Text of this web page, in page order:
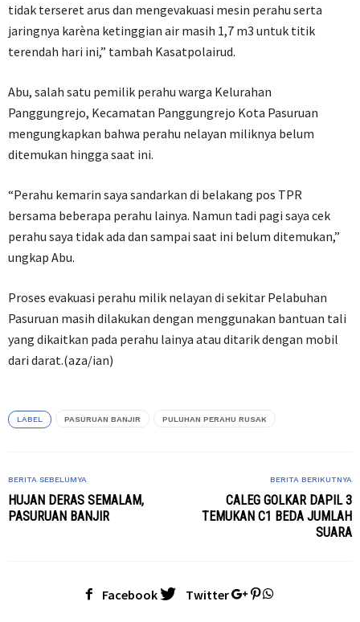
tidak terseret arus dan mengevakuasi mesin perahu serta
jaringnya karèna ketinggian air masih 1,7 m3 untuk titik
terendah hari ini,” tambah Kasatpolairud.
Abu, salah satu pemilik perahu warga Kelurahan
Panggungrejo, Kecamatan Panggungrejo Kota Pasuruan
mengungkapkan bahwa perahu nelayan miliknya belum
ditemukan hingga saat ini.
“Perahu kemarin saya sandarkan di belakang pos TPR
bersama beberapa perahu lainya. Namun tadi pagi saya cek
perahu saya tidak ada dan sampai saat ini belum ditemukan,”
ungkap Abu.
Proses evakuasi perahu milik nelayan di sekitar Pelabuhan
Pasuruan masih dilakukan dengan menggunakan bantuan tali
yang dikaitkan pada perahu lainya atau ditarik dengan mobil
dari darat.(aza/ian)
LABEL PASURUAN BANJIR PULUHAN PERAHU RUSAK
BERITA SEBELUMYA
HUJAN DERAS SEMALAM,
PASURUAN BANJIR
BERITA BERIKUTNYA
CALEG GOLKAR DAPIL 3
TEMUKAN C1 BEDA JUMLAH
SUARA
Facebook Twitter